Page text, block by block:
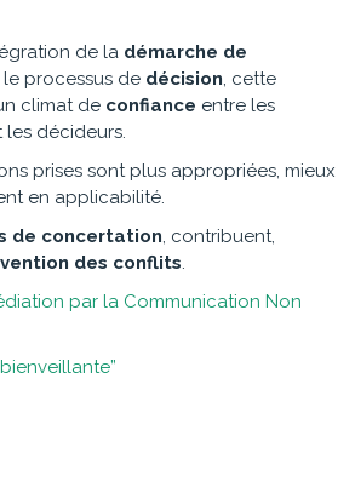
de la démarche de
le processus de décision, cette
climat de confiance entre les
décideurs.
prises sont plus appropriées, mieux
en applicabilité.
de concertation, contribuent,
des conflits.
par la Communication Non